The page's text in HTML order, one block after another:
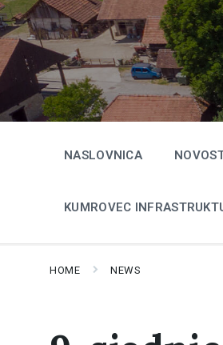
Skip
to
content
Skip
to
main
navigation
Skip
to
footer
NASLOVNICA
KUMROVEC
HOME NEWS